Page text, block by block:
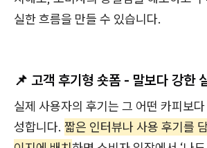
실한 흐름을 만들 수 있습니다.
📌 고객 후기형 숏폼 - 말보다 강한
실제 사용자의 후기는 그 어떤 카피보
성합니다. 짧은 인터뷰나 사용 후기를